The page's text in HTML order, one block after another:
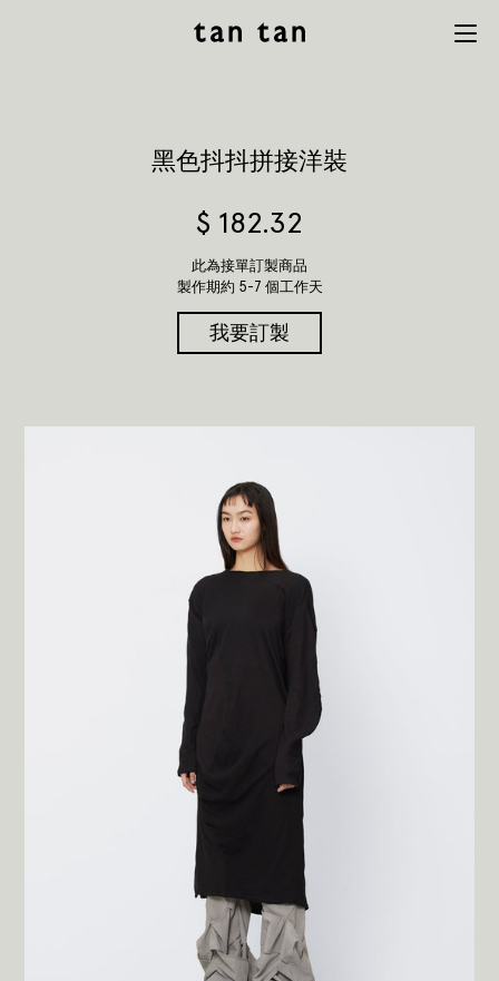
黑色抖抖拼接洋裝
$ 182.32
此為接單訂製商品
製作期約 5-7 個工作天
我要訂製